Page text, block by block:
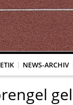
NEWS-ARCHIV